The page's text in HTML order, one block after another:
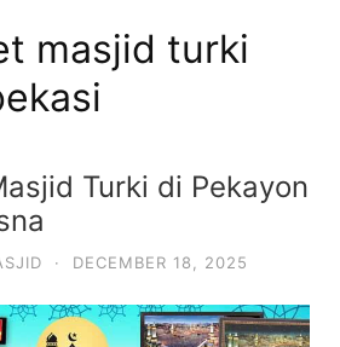
masjid turki
Turki di Pekayon
· DECEMBER 18, 2025